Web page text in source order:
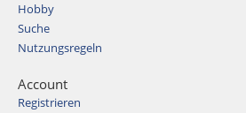
Hobby
Suche
Nutzungsregeln
Account
Registrieren